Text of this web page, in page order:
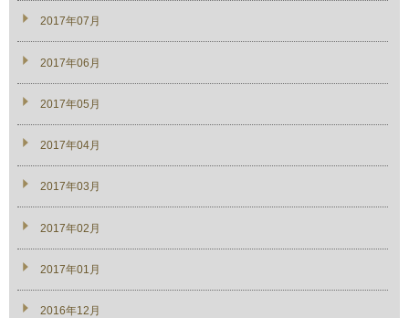
2017年07月
2017年06月
2017年05月
2017年04月
2017年03月
2017年02月
2017年01月
2016年12月